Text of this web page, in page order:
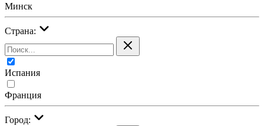
Минск
Страна:
Испания
Франция
Город: